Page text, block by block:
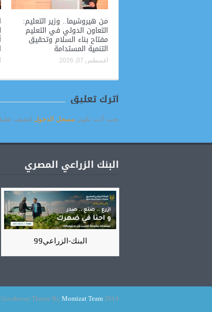
من هيروشيما.. وزير التعليم:
التعاون الدولي في التعليم
مفتاح بناء السلام وتحقيق
التنمية المستدامة
أغسطس 07, 2026
أترك تعليق
يجب أنت تكون مسجل الدخول لتضيف
البنك الزراعي المصري
البنك-الزراعي99
2014 Powered By Wordpress, Goodnews Theme By
Momizat Team